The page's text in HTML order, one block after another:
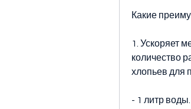
Какие
1. Ускоряет
количество
хлопьев для
- 1 литр воды.